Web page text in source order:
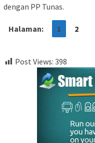
dengan PP Tunas.
Halaman: 1 2
Post Views: 398